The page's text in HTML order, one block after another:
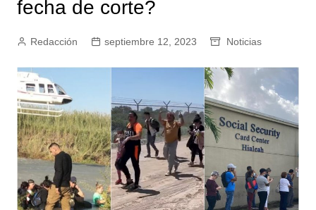
fecha de corte?
Redacción septiembre 12, 2023 Noticias